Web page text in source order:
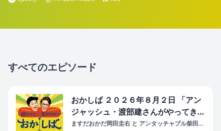
すべてのエピソード
おかしば ２０２６年８月２日 「アン
ジャッシュ・渡部建さんがやってき
た！」
ますだおかだ岡田圭右 と アンタッチャブル柴田英